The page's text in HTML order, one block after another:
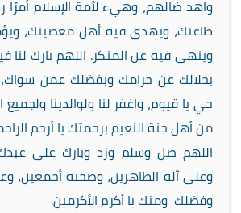
واهد ضالهم، وهيء لأمة الإسلام
طاعتك، ويهدى فيه أهل معصيتك،
وينهى فيه عن المنكر. اللهم بارك لنا
بحلالك عن حرامك وبفضلك عمن سواك،
حي يا قيوم، واغفر لنا ولوالدينا
من أهل جنة النعيم برحمتك يا أرحم
اللهم صل وسلم وزد وبارك على
وعلى آله الطاهرين، وصحبه أجمعين،
وفضلك ومنك يا أكرم الأكرمين.